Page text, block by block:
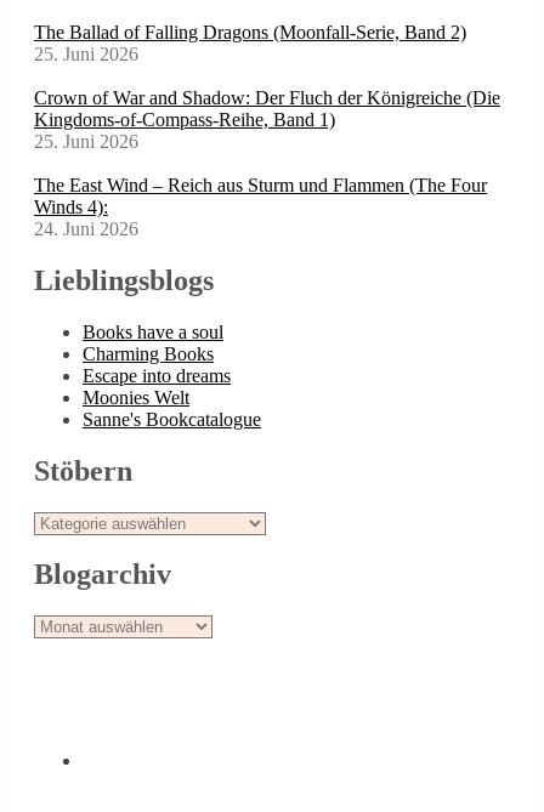
The Ballad of Falling Dragons (Moonfall-Serie, Band 2)
25. Juni 2026
Crown of War and Shadow: Der Fluch der Königreiche (Die
Kingdoms-of-Compass-Reihe, Band 1)
25. Juni 2026
The East Wind – Reich aus Sturm und Flammen (The Four
Winds 4):
24. Juni 2026
Lieblingsblogs
Books have a soul
Charming Books
Escape into dreams
Moonies Welt
Sanne's Bookcatalogue
Stöbern
Stöbern
Blogarchiv
Blogarchiv